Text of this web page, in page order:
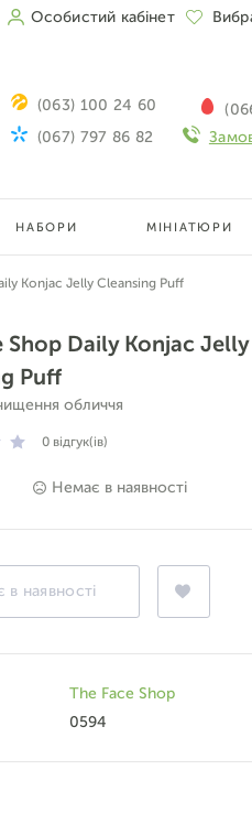
Особистий кабінет
(063) 100 24 60
(067) 797 86 82
НАБОРИ МІНІАТЮРИ
Konjac Jelly Cleansing Puff
Shop Daily Konjac Jelly
Puff
обличчя
0 відгук(ів)
Немає в наявності
в наявності
The Face Shop
0594